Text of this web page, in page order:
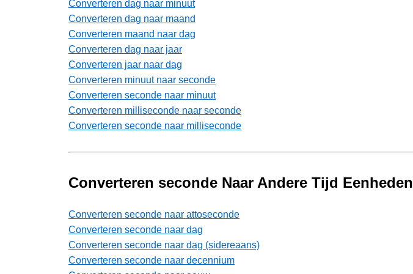
Converteren dag naar minuut
Converteren dag naar maand
Converteren maand naar dag
Converteren dag naar jaar
Converteren jaar naar dag
Converteren minuut naar seconde
Converteren seconde naar minuut
Converteren milliseconde naar seconde
Converteren seconde naar milliseconde
Converteren seconde Naar Andere Tijd Eenheden
Converteren seconde naar attoseconde
Converteren seconde naar dag
Converteren seconde naar dag (sidereaans)
Converteren seconde naar decennium